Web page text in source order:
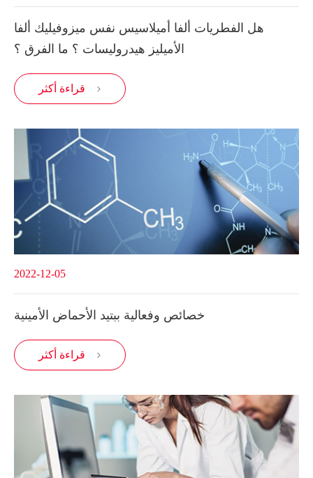
هل الفطريات ألفا أميلاسيس نفس ميزوفيليك ألفا
الأميليز هيدروليسات ؟ ما الفرق ؟
قراءة أكثر 
2022-12-05
خصائص وفعالية ببتيد الأحماض الأمينية
قراءة أكثر 